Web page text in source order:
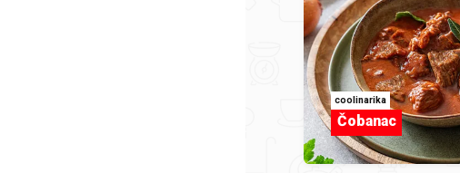
coolinarika
Čobanac